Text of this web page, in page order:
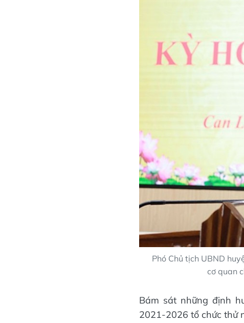
Phó Chủ tịch UBND
cơ quan
Bám sát những định
2021-2026 tổ chức thử